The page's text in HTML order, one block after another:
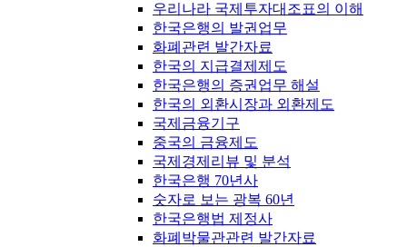
우리나라 국제투자대조표의 이해
한국은행의 발권업무
화폐관련 발간자료
한국의 지급결제제도
한국은행의 증권업무 해설
한국의 외환시장과 외환제도
국제금융기구
중국의 금융제도
국제경제리뷰 및 분석
한국은행 70년사
숫자로 보는 광복 60년
한국은행법 제정사
화폐박물관관련 발간자료